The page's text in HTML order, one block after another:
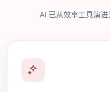
AI 已从效率工具演进